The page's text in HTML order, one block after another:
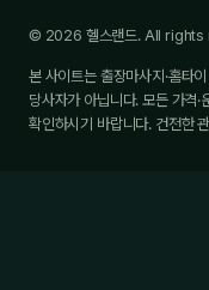
© 2026 헬스랜드. All
본 사이트는 출장마사지·홈타
당사자가 아닙니다. 모든 가격
확인하시기 바랍니다. 건전한